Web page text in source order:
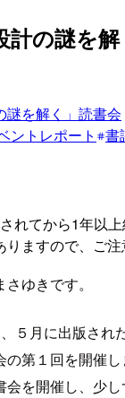
計の謎を
謎を解く」読書会
ントレポート 書
れてから1年以
ますので、ご注
ゆきです。
５月に出版され
第１回を開催し
会を開催し、少